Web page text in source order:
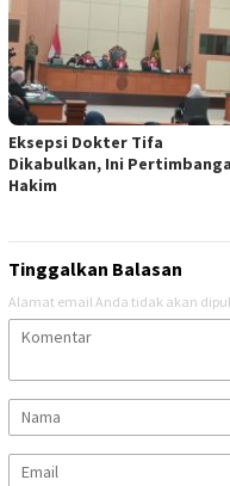
Eksepsi Dokter Tifa
Dikabulkan, Ini
Hakim
Tinggalkan Balasan
Alamat email Anda tidak akan